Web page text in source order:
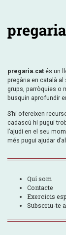
pregaria.cat és un
pregària en català al
grups, parròquies o
busquin aprofundir
S’hi ofereixen
cadascú hi pugui
l’ajudi en el seu
més pugui ajudar
Qui som
Contacte
Exercicis
Subscriu-te